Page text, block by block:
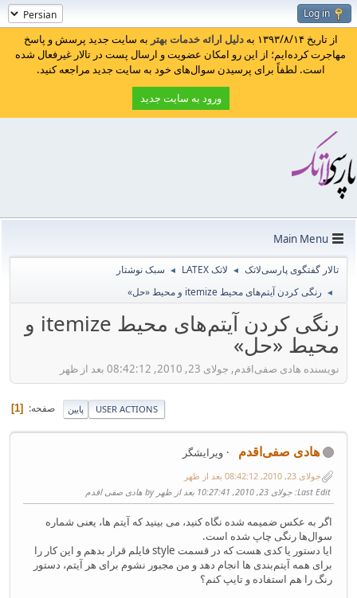
Log in
از تاریخ ۱۳۹۳/۸/۱۴ به دلیل ارائه خدمات بهتر به سایت جدید پرسش و پاسخ
مهاجرت کرده‌ایم؛ از این رو امکان عضویت و ارسال پست در تالار غیرفعال شده
است. لطفاً برای پرسیدن سوال‌های خود به سایت جدید مراجعه کنید.
ورود به سایت جدید
Main Menu
تالار گفتگوی پارسی‌لاتک ◄ لاتک LATEX ◄ سبک نوشتار
◄ رنگی کردن آیتم‌های محیط itemize و محیط «حل»
رنگی کردن آیتم‌های محیط itemize و
محیط «حل»
نویسنده هادی صفی‌اقدم, جولای 23, 2010, 08:42:12 بعد از ظهر
پایین صفحه 1 USER ACTIONS
هادی صفی‌اقدم ویرایشگر
جولای 23, 2010, 08:42:12 بعد از ظهر
Last Edit: جولای 23, 2010, 10:27:41 بعد از ظهر by هادی صفی اقدم
اگر به عکس ضمیمه شده نگاه کنید، می بینید که آیتم ها، یعنی شماره
سوا‌ل‌ها رنگی چاپ شده است.
ایا دستور یا کدی هست که در قسمت style فایلم قرار بدهم و این کار را
برای همه آیتم‌بندی ها انجام دهد و من مجبور نشوم برای هر آیتم، دستور
رنگ را هم استفاده و تایپ کنم؟